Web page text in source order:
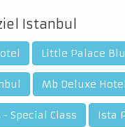
Istanbul
Little Palace
Mb Deluxe Hotel
Special Class Ista